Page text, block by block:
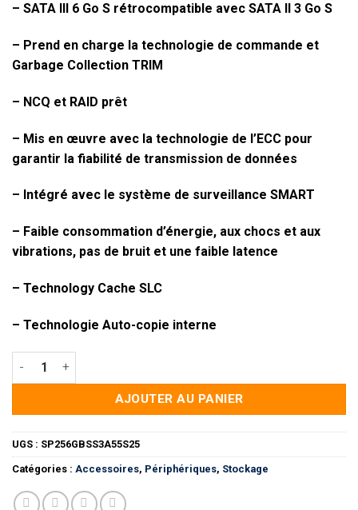
– SATA III 6 Go S rétrocompatible avec SATA II 3 Go S
– Prend en charge la technologie de commande et
Garbage Collection TRIM
– NCQ et RAID prêt
– Mis en œuvre avec la technologie de l’ECC pour
garantir la fiabilité de transmission de données
– Intégré avec le système de surveillance SMART
– Faible consommation d’énergie, aux chocs et aux
vibrations, pas de bruit et une faible latence
– Technology Cache SLC
– Technologie Auto-copie interne
quantité de Disque dur ssd 256GB Silicon Power A55 2.5"
AJOUTER AU PANIER
UGS : SP256GBSS3A55S25
Catégories : Accessoires, Périphériques, Stockage